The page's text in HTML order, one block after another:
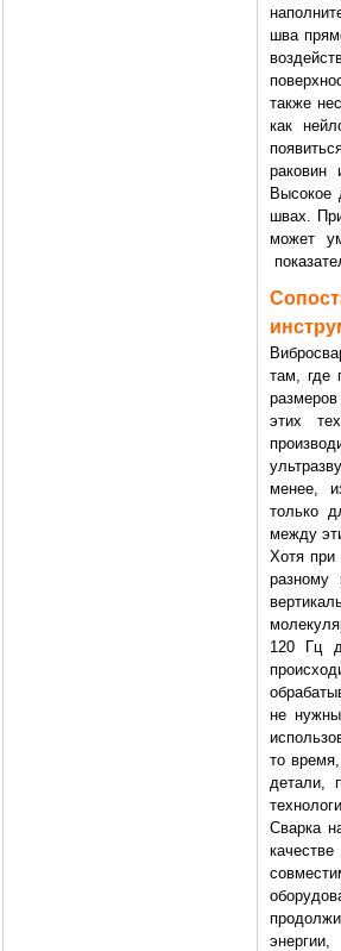
шва
также
как
раковин
Высокое
швах.
может
там, где
этих
менее,
только
между
Хотя при
разному
120 Гц
не нужны
то
детали,
Сварка